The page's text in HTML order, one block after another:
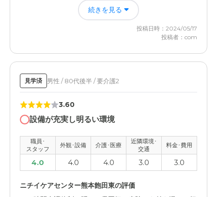
携が取れており、安心できる。
バイパス沿いの立地で交通の便は良いが、家族の家からは
車で４０分ほどかかり、やや遠いと感じる。
料金費用について
フルサービスの施設であり、サービスの対価としては納得
できるものの、誰でも気軽に利用できる金額ではないと思
う。
職員・スタッフ・他入居者の雰囲気について
心からの愛情を持って接することが大切です。また、適切
な介護技術の習得や、コミュニケーション能力も必要で
す。あとは、患者さんの身の回りの世話を丁寧に行うこと
が求める。
外観・内装・居室・設備について
4. 設備の快適性 5. 設備の利便性
1. 質の高いサービス 2. 丁寧な対応とコミュニケーション
3. 安心できるサポート体制 4. 料金が適正であること 5. 利
用者の生活スタイルに合わせた柔軟なサービス内容
近隣環境や交通アクセスについて
続きを見る
投稿日時：2024/05/17
投稿者：com
見学済 男性 / 80代後半 / 要介護2
3.60
設備が充実し明るい環境
職員･
スタッフ
外観･設備 介護･医療
近隣環境･
交通
料金･費用
4.0 4.0 4.0 3.0 3.0
ニチイケアセンター熊本飽田東の評価